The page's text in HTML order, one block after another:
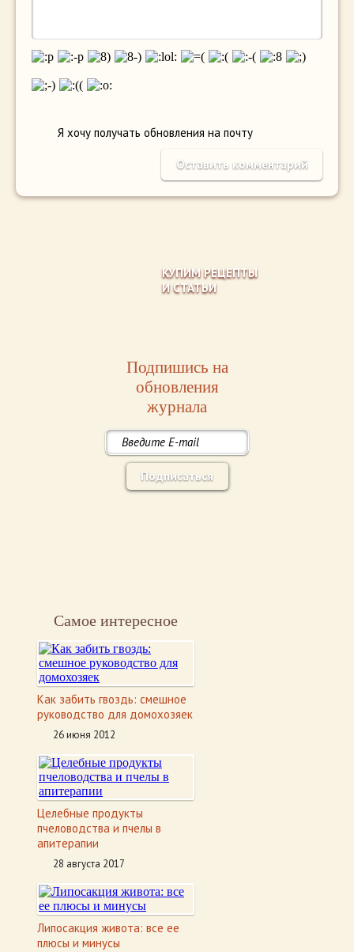
Я хочу получать обновления на почту
КУПИМ РЕЦЕПТЫ
И СТАТЬИ
Подпишись на
обновления
журнала
Подписаться
Самое интересное
Как забить гвоздь: смешное
руководство для домохозяек
26 июня 2012
Целебные продукты
пчеловодства и пчелы в
апитерапии
28 августа 2017
Липосакция живота: все ее
плюсы и минусы